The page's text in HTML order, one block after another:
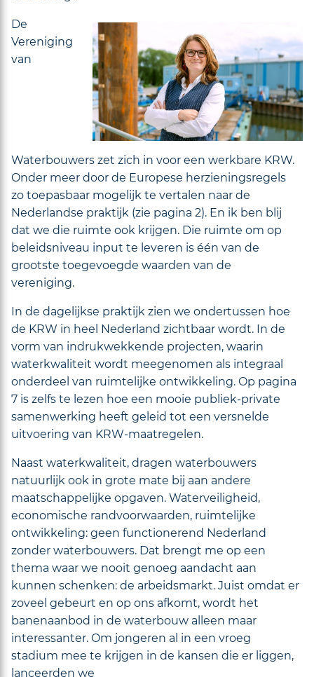
De
Vereniging
van
Waterbouwers zet zich in voor een werkbare KRW.
Onder meer door de Europese herzieningsregels
zo toepasbaar mogelijk te vertalen naar de
Nederlandse praktijk (zie pagina 2). En ik ben blij
dat we die ruimte ook krijgen. Die ruimte om op
beleidsniveau input te leveren is één van de
grootste toegevoegde waarden van de
vereniging.
In de dagelijkse praktijk zien we ondertussen hoe
de KRW in heel Nederland zichtbaar wordt. In de
vorm van indrukwekkende projecten, waarin
waterkwaliteit wordt meegenomen als integraal
onderdeel van ruimtelijke ontwikkeling. Op pagina
7 is zelfs te lezen hoe een mooie publiek-private
samenwerking heeft geleid tot een versnelde
uitvoering van KRW-maatregelen.
Naast waterkwaliteit, dragen waterbouwers
natuurlijk ook in grote mate bij aan andere
maatschappelijke opgaven. Waterveiligheid,
economische randvoorwaarden, ruimtelijke
ontwikkeling: geen functionerend Nederland
zonder waterbouwers. Dat brengt me op een
thema waar we nooit genoeg aandacht aan
kunnen schenken: de arbeidsmarkt. Juist omdat er
zoveel gebeurt en op ons afkomt, wordt het
banenaanbod in de waterbouw alleen maar
interessanter. Om jongeren al in een vroeg
stadium mee te krijgen in de kansen die er liggen,
lanceerden we